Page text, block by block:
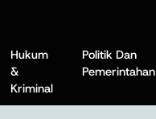
Hukum
&
Kriminal
Politik Dan
Pemerintahan